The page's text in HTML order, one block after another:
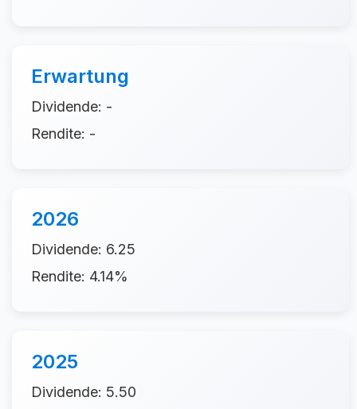
Erwartung
Dividende: -
Rendite: -
2026
Dividende: 6.25
Rendite: 4.14%
2025
Dividende: 5.50